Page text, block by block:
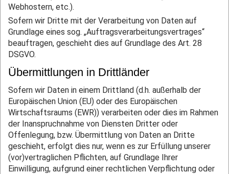
Webhostern, etc.).
Sofern wir Dritte mit der Verarbeitung von Daten auf
Grundlage eines sog. „Auftragsverarbeitungsvertrages“
beauftragen, geschieht dies auf Grundlage des Art. 28
DSGVO.
Übermittlungen in Drittländer
Sofern wir Daten in einem Drittland (d.h. außerhalb der
Europäischen Union (EU) oder des Europäischen
Wirtschaftsraums (EWR)) verarbeiten oder dies im Rahmen
der Inanspruchnahme von Diensten Dritter oder
Offenlegung, bzw. Übermittlung von Daten an Dritte
geschieht, erfolgt dies nur, wenn es zur Erfüllung unserer
(vor)vertraglichen Pflichten, auf Grundlage Ihrer
Einwilligung, aufgrund einer rechtlichen Verpflichtung oder